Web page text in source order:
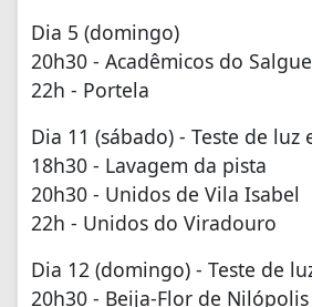
Dia 5 (domingo)
20h30 - Acadêmicos do
22h - Portela
Dia 11 (sábado) - Teste de luz
18h30 - Lavagem da pista
20h30 - Unidos de Vila Isabel
22h - Unidos do Viradouro
Dia 12 (domingo) - Teste de
20h30 - Beija-Flor de Nilópolis